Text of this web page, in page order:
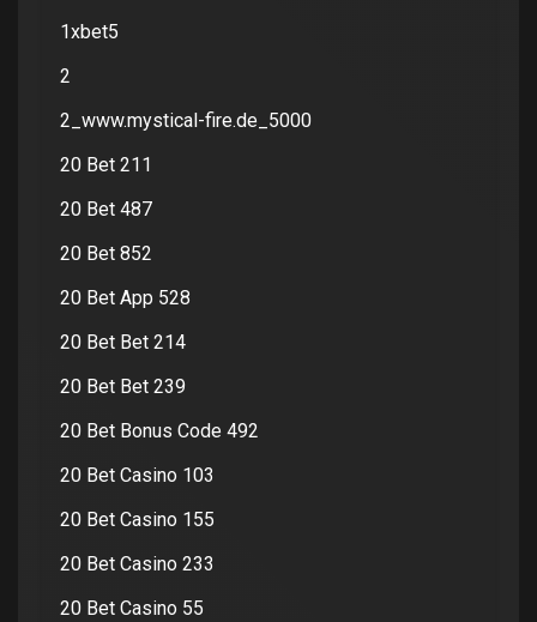
1xbet5
2
2_www.mystical-fire.de_5000
20 Bet 211
20 Bet 487
20 Bet 852
20 Bet App 528
20 Bet Bet 214
20 Bet Bet 239
20 Bet Bonus Code 492
20 Bet Casino 103
20 Bet Casino 155
20 Bet Casino 233
20 Bet Casino 55